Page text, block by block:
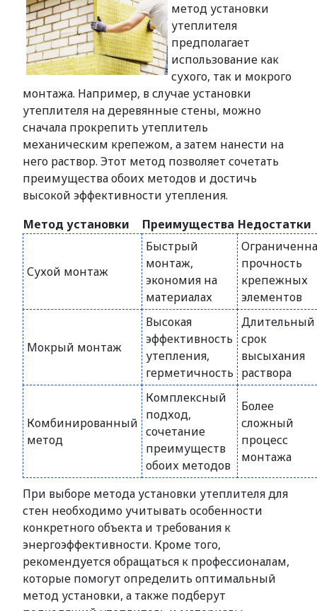
метод установки
утеплителя
предполагает
использование как
сухого, так и мокрого
монтажа. Например, в случае установки
утеплителя на деревянные стены, можно
сначала прокрепить утеплитель
механическим крепежом, а затем нанести на
него раствор. Этот метод позволяет сочетать
преимущества обоих методов и достичь
высокой эффективности утепления.
Метод установки
Преимущества Недостатки
Сухой монтаж
Быстрый
монтаж,
экономия на
материалах
прочность
крепежных
элементов
Мокрый монтаж
Высокая
эффективность
утепления,
герметичность
Длительный
срок
высыхания
раствора
Комбинированный
метод
Комплексный
подход,
сочетание
преимуществ
обоих методов
Более
сложный
процесс
монтажа
При выборе метода установки утеплителя для
стен необходимо учитывать особенности
конкретного объекта и требования к
энергоэффективности. Кроме того,
рекомендуется обращаться к профессионалам,
которые помогут определить оптимальный
метод установки, а также подберут